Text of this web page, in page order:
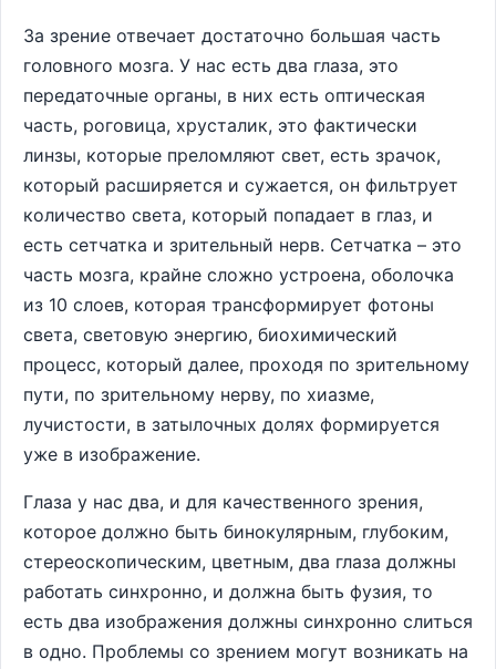
За зрение отвечает достаточно большая часть
головного мозга. У нас есть два глаза, это
передаточные органы, в них есть оптическая
часть, роговица, хрусталик, это фактически
линзы, которые преломляют свет, есть зрачок,
который расширяется и сужается, он фильтрует
количество света, который попадает в глаз, и
есть сетчатка и зрительный нерв. Сетчатка – это
часть мозга, крайне сложно устроена, оболочка
из 10 слоев, которая трансформирует фотоны
света, световую энергию, биохимический
процесс, который далее, проходя по зрительному
пути, по зрительному нерву, по хиазме,
лучистости, в затылочных долях формируется
уже в изображение.
Глаза у нас два, и для качественного зрения,
которое должно быть бинокулярным, глубоким,
стереоскопическим, цветным, два глаза должны
работать синхронно, и должна быть фузия, то
есть два изображения должны синхронно слиться
в одно. Проблемы со зрением могут возникать на